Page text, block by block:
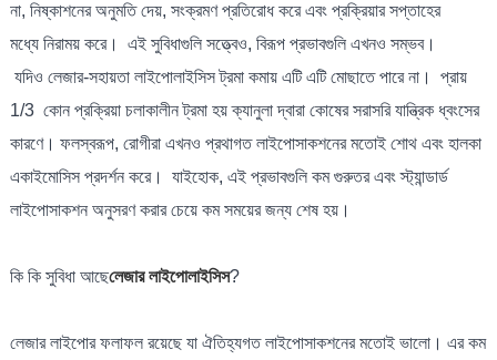
না, নিষ্কাশনের অনুমতি দেয়, সংক্রমণ প্রতিরোধ করে এবং প্রক্রিয়ার সপ্তাহের
মধ্যে নিরাময় করে। এই সুবিধাগুলি সত্ত্বেও, বিরূপ প্রভাবগুলি এখনও সম্ভব।
যদিও লেজার-সহায়তা লাইপোলাইসিস ট্রমা কমায় এটি এটি মোছাতে পারে না। প্রায়
1/3 কোন প্রক্রিয়া চলাকালীন ট্রমা হয় ক্যানুলা দ্বারা কোষের সরাসরি যান্ত্রিক ধ্বংসের
কারণে। ফলস্বরূপ, রোগীরা এখনও প্রথাগত লাইপোসাকশনের মতোই শোথ এবং হালকা
একাইমোসিস প্রদর্শন করে। যাইহোক, এই প্রভাবগুলি কম গুরুতর এবং স্ট্যান্ডার্ড
লাইপোসাকশন অনুসরণ করার চেয়ে কম সময়ের জন্য শেষ হয়।
কি কি সুবিধা আছেলেজার লাইপোলাইসিস?
লেজার লাইপোর ফলাফল রয়েছে যা ঐতিহ্যগত লাইপোসাকশনের মতোই ভালো। এর কম